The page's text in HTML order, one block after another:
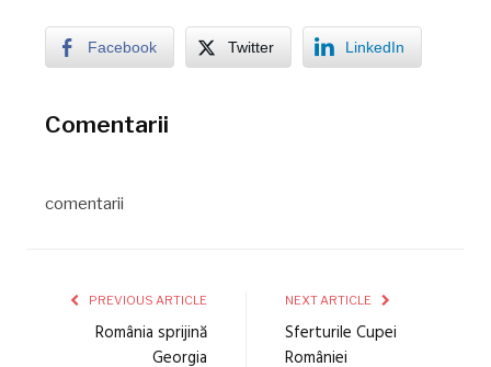
Facebook Twitter LinkedIn
Comentarii
comentarii
PREVIOUS ARTICLE
România sprijină
Georgia
NEXT ARTICLE
Sferturile Cupei
României